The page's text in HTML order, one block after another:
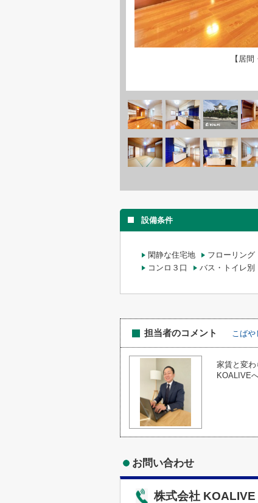
【居間
設備条件
閑静な住宅地 フローリング
コンロ３口
バス・トイレ別
担当者のコメント こばや
家賃と変
KOALIVE
お問い合わせ
株式会社 KOALIVE